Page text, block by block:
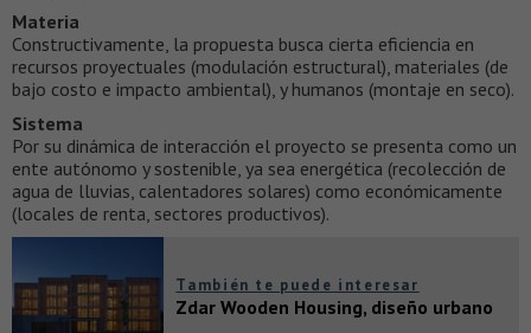
Materia
Constructivamente, la propuesta busca cierta eficiencia en
recursos proyectuales (modulación estructural), materiales (de
bajo costo e impacto ambiental), y humanos (montaje en seco).
Sistema
Por su dinámica de interacción el proyecto se presenta como un
ente autónomo y sostenible, ya sea energética (recolección de
agua de lluvias, calentadores solares) como económicamente
(locales de renta, sectores productivos).
También te puede interesar
Zdar Wooden Housing, diseño urbano